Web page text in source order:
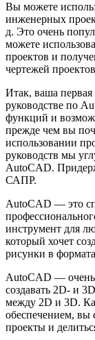
Вы можете
инженерных
д. Это очень
можете
проектов и
чертежей
Итак, ваша
руководстве по
функций и
прежде чем вы
использовании
руководств мы
AutoCAD.
САПР.
AutoCAD — это
инструмент для
который хочет
рисунки в
AutoCAD —
создавать 2D- и
между 2D и 3D.
обеспечением, вы
проекты и